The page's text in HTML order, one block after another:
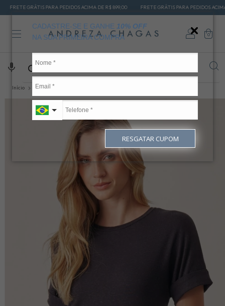
CADASTRE-SE E GANHE 10% OFF
NA SUA PRIMEIRA COMPRA
RESGATAR CUPOM
PARA PEDIDOS ACIMA DE R$ 899,00 FRETE GRÁTIS PARA PEDIDOS ACIMA DE R$ 899,00
0
Início OUTLET